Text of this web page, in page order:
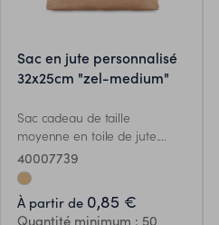
sac en jute personnalisé
32x25cm "zel-medium"
Sac cadeau de taille
moyenne en toile de jute.
Dimension: 25 x 32 cm.
40007739
À partir de 0,85 €
Quantité minimum : 50